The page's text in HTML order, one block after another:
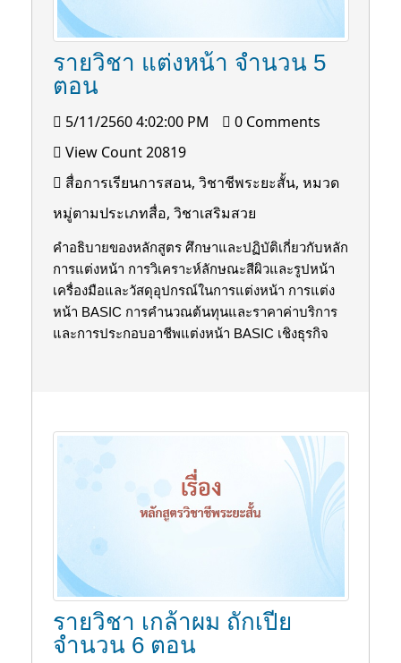
รายวิชา แต่งหน้า จำนวน 5
ตอน
5/11/2560 4:02:00 PM
0 Comments
View Count 20819
สื่อการเรียนการสอน, วิชาชีพระยะสั้น, หมวด
หมู่ตามประเภทสื่อ, วิชาเสริมสวย
คำอธิบายของหลักสูตร ศึกษาและปฏิบัติเกี่ยวกับหลัก
การแต่งหน้า การวิเคราะห์ลักษณะสีผิวและรูปหน้า
เครื่องมือและวัสดุอุปกรณ์ในการแต่งหน้า การแต่ง
หน้า BASIC การคำนวณต้นทุนและราคาค่าบริการ
และการประกอบอาชีพแต่งหน้า BASIC เชิงธุรกิจ
รายวิชา เกล้าผม ถักเปีย
จำนวน 6 ตอน